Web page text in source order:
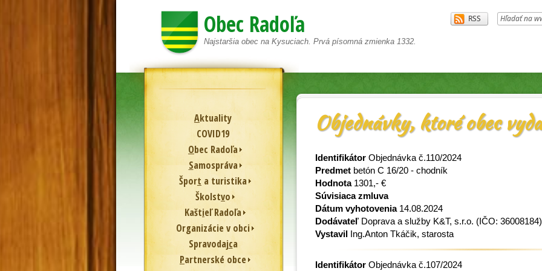
Obec Radoľa
Najstaršia obec na Kysuciach. Prvá písomná zmienka 1332.
Aktuality
COVID19
Obec Radoľa
Samospráva
Šport a turistika
Školstvo
Kaštieľ Radoľa
Organizácie v obci
Spravodajca
Partnerské obce
Objednávky, ktoré obec
Identifikátor Objednávka č.110/2024
Predmet betón C 16/20 - chodník
Hodnota1301,- €
Súvisiaca zmluva
Dátum vyhotovenia14.08.2024
Dodávateľ Doprava a služby K&T, s.r.o. (IČO: 36008184)
Vystavil Ing.Anton Tkáčik, starosta
Identifikátor Objednávka č.107/2024